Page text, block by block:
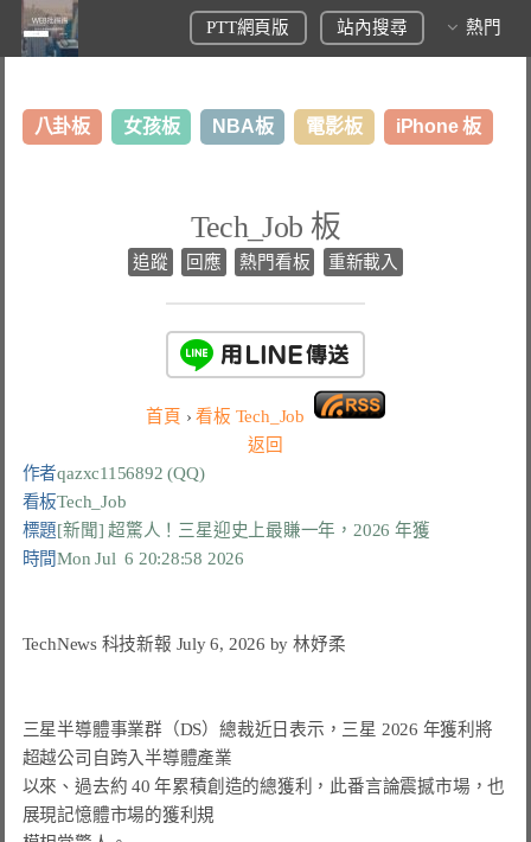
PTT網頁版 站內搜尋 熱門
八卦板 女孩板 NBA板 電影板 iPhone 板
Tech_Job 板
追蹤 回應 熱門看板 重新載入
首頁 › 看板 Tech_Job
返回
作者qazxc1156892 (QQ)
看板Tech_Job
標題[新聞] 超驚人！三星迎史上最賺一年，2026 年獲
時間Mon Jul  6 20:28:58 2026
TechNews 科技新報 July 6, 2026 by 林妤柔
三星半導體事業群（DS）總裁近日表示，三星 2026 年獲利將
以來、過去約 40 年累積創造的總獲利
，此番言論震撼市場，也
展現記憶體市場的獲利規